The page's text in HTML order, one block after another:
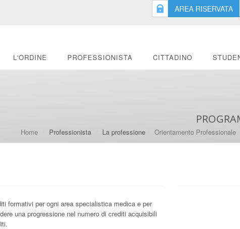
AREA RISERVATA
L'ORDINE PROFESSIONISTA CITTADINO
Home Professionista La professione Orientamento Professionale
formativi per ogni area specialistica medica e per
una progressione nel numero di crediti acquisibili